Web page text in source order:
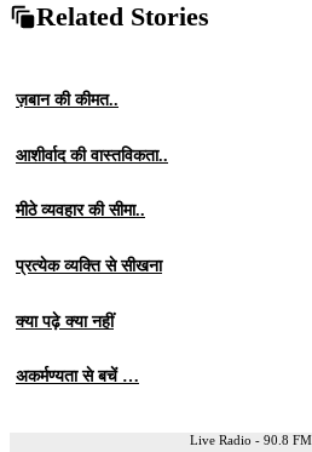
Related Stories
ज़बान की कीमत..
आशीर्वाद की वास्तविकता..
मीठे व्यवहार की सीमा..
प्रत्येक व्यक्ति से सीखना
क्या पढ़े क्या नहीं
अकर्मण्यता से बचें …
Live Radio - 90.8 FM